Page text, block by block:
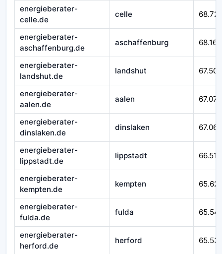
energieberater-
celle.de
celle 68.721
energieberater-
aschaffenburg.de
aschaffenburg 68.167
energieberater-
landshut.de
landshut 67.509
energieberater-
aalen.de
aalen 67.079
energieberater-
dinslaken.de
dinslaken 67.065
energieberater-
lippstadt.de
lippstadt 66.518
energieberater-
kempten.de
kempten
energieberater-
fulda.de
fulda
energieberater-
herford.de
herford